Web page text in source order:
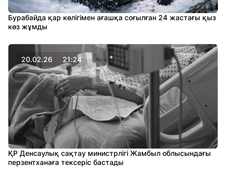
Бурабайда қар көлігімен ағашқа соғылған 24 жастағы қыз
көз жұмды
20.02.26 21:24
ҚР Денсаулық сақтау министрлігі Жамбыл облысындағы
перзентханаға тексеріс бастады